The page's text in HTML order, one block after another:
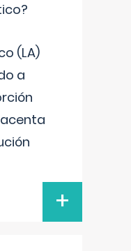
(LA)
a
+